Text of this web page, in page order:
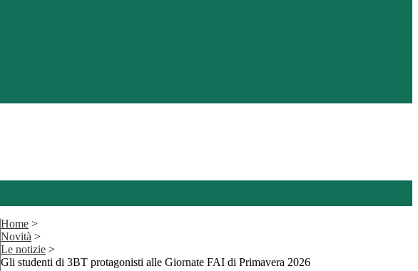
Home >
Novità >
Le notizie >
Gli studenti di 3BT protagonisti alle Giornate FAI di Primavera 2026